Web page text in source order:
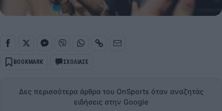
BOOKMARK ΣΧΟΛΙΑΣΕ
Δες περισσότερα άρθρα του OnSports όταν αναζητάς
ειδήσεις στην Google